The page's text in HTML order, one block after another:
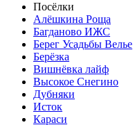
Посёлки
Алёшкина Роща
Багданово ИЖС
Берег Усадьбы Велье
Берёзка
Вишнёвка лайф
Высокое Снегино
Дубняки
Исток
Караси